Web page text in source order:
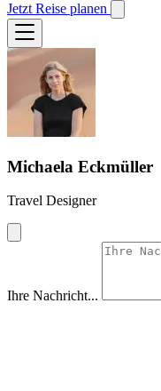
Jetzt Reise planen
Michaela Eckmüller
Travel Designer
Ihre Nachricht...